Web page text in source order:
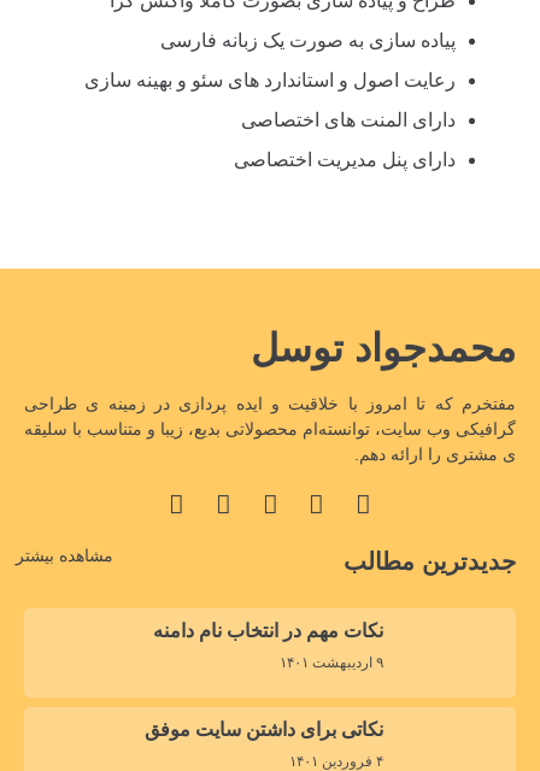
پیاده سازی به صورت یک زبانه فارسی
رعایت اصول و استاندارد های سئو و بهینه سازی
دارای المنت های اختصاصی
دارای پنل مدیریت اختصاصی
محمدجواد توسل
مفتخرم که تا امروز با خلاقیت و ایده پردازی در زمینه ی طراحی
گرافیکی وب سایت، توانسته‌ام محصولاتی بدیع، زیبا و متناسب با سلیقه
ی مشتری را ارائه دهم.
جدیدترین مطالب مشاهده بیشتر
نکات مهم در انتخاب نام دامنه
۹ اردیبهشت ۱۴۰۱
نکاتی برای داشتن سایت موفق
۴ فروردین ۱۴۰۱